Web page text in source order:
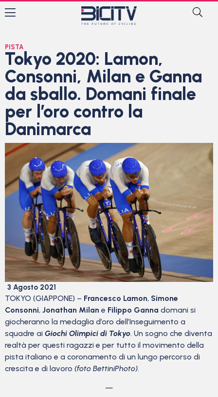
PISTA
Tokyo 2020: Lamon,
Consonni, Milan e Ganna
da sballo. Domani finale
per l’oro contro la
Danimarca
3 Agosto 2021
TOKYO (GIAPPONE) – Francesco Lamon, Simone
Consonni, Jonathan Milan e Filippo Ganna domani si
giocheranno la medaglia d’oro dell’Inseguimento a
squadre ai Giochi Olimpici di Tokyo. Un sogno che diventa
realtà per questi ragazzi e per tutto il movimento della
pista italiano e a coronamento di un lungo percorso di
crescita e di lavoro (foto BettiniPhoto).
—